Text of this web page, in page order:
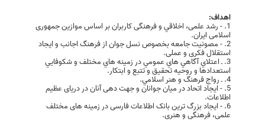
اهداف:
1. - رشد علمی، اخلاقي و فرهنگی کاربران بر اساس موازین جمهوری
اسلامی ایران.
2. - مصونيت جامعه بخصوص نسل جوان از فرهنگ اجانب و ایجاد
استقلال فکری و عملی.
3. ـ اعتلاي آگاهي هاي عمومي در زمينه هاي مختلف و شكوفايي
استعدادها و روحيه تحقيق و تتبع و ابتكار.
4. ـ رواج فرهنگ و هنر اسلامي.
5. - ایجاد اتحاد در میان جوانان و جهت دهی آنان در دریای عظیم
اطلاعات.
6. - ایجاد بزرگ ترین بانک اطلاعات فارسی در زمینه های مختلف
علمی، فرهنگی و هنری.